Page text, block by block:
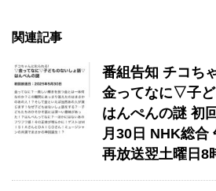
関連記事
番組告知 チコち
金ってなに▽子
はんぺんの謎 初
月30日 NHK総合
再放送翌土曜日8